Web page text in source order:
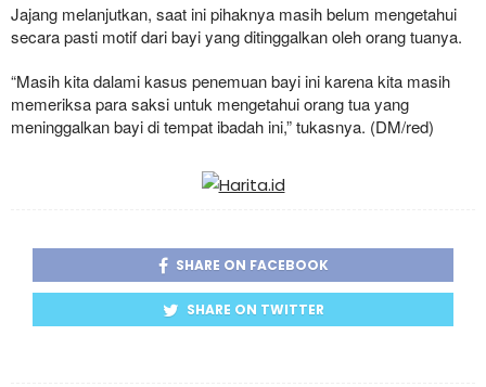
Jajang melanjutkan, saat ini pihaknya masih belum mengetahui
secara pasti motif dari bayi yang ditinggalkan oleh orang tuanya.
“Masih kita dalami kasus penemuan bayi ini karena kita masih
memeriksa para saksi untuk mengetahui orang tua yang
meninggalkan bayi di tempat ibadah ini,” tukasnya. (DM/red)
SHARE ON FACEBOOK
SHARE ON TWITTER